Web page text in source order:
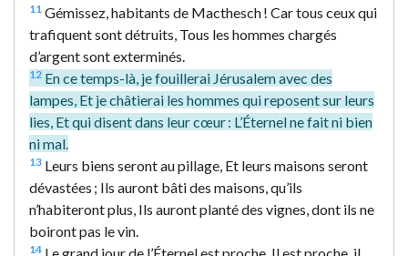
11 Gémissez, habitants de Macthesch ! Car tous ceux qui
trafiquent sont détruits, Tous les hommes chargés
d’argent sont exterminés.
12 En ce temps-là, je fouillerai Jérusalem avec des
lampes, Et je châtierai les hommes qui reposent sur leurs
lies, Et qui disent dans leur cœur : L’Éternel ne fait ni bien
ni mal.
13 Leurs biens seront au pillage, Et leurs maisons seront
dévastées ; Ils auront bâti des maisons, qu’ils
n’habiteront plus, Ils auront planté des vignes, dont ils ne
boiront pas le vin.
14 Le grand jour de l’Éternel est proche, Il est proche, il